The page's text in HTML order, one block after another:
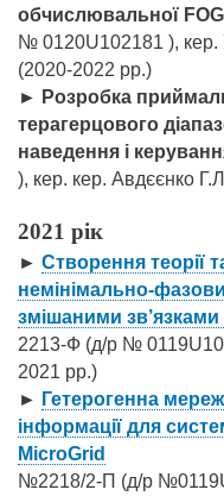
обчислювальної
№ 0120U102181 ), кер.
(2020-2022 рр.)
► Розробка
терагерцового
наведення і
), кер. кер. Авдєєнко
2021 рік
► Створення теорії
немінімально-
змішаними зв’язками
2213-Ф (д/р №
2021 рр.)
► Гетерогенна
інформації для
MicroGrid
№2218/2-П (д/р